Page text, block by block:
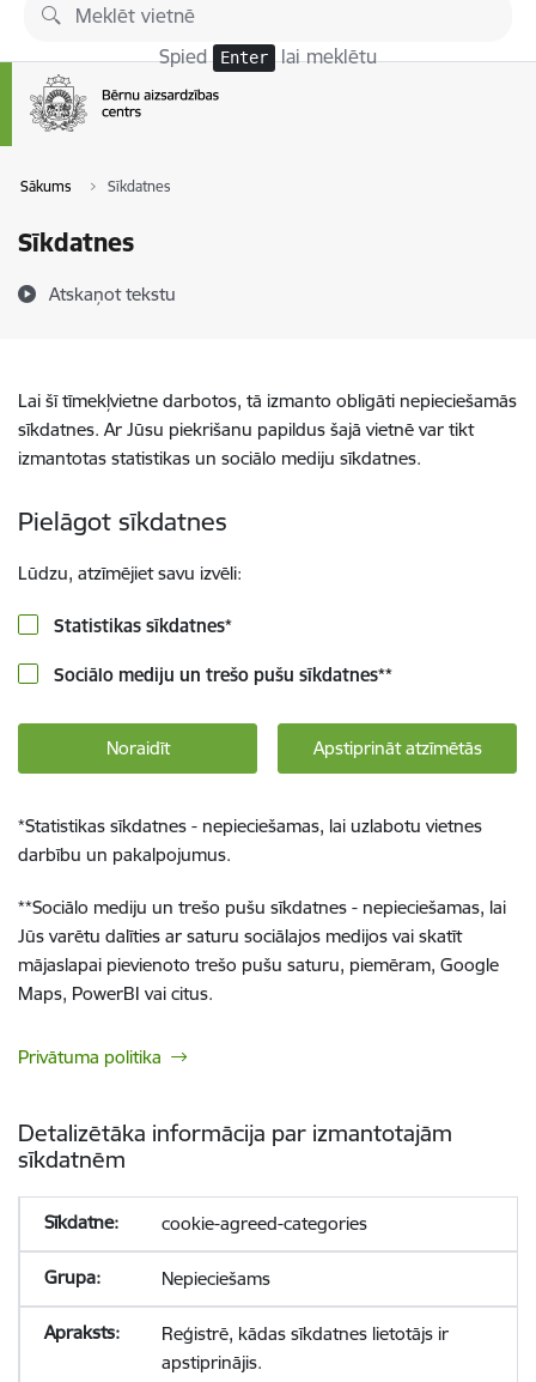
Pāriet uz lapas saturu
Spied Enter lai meklētu
Sākums Sīkdatnes
Sīkdatnes
Atskaņot tekstu
Lai šī tīmekļvietne darbotos, tā izmanto obligāti nepieciešamās
sīkdatnes. Ar Jūsu piekrišanu papildus šajā vietnē var tikt
izmantotas statistikas un sociālo mediju sīkdatnes.
Pielāgot sīkdatnes
Lūdzu, atzīmējiet savu izvēli:
Statistikas sīkdatnes*
Sociālo mediju un trešo pušu sīkdatnes**
Noraidīt Apstiprināt atzīmētās
*Statistikas sīkdatnes - nepieciešamas, lai uzlabotu vietnes
darbību un pakalpojumus.
**Sociālo mediju un trešo pušu sīkdatnes - nepieciešamas, lai
Jūs varētu dalīties ar saturu sociālajos medijos vai skatīt
mājaslapai pievienoto trešo pušu saturu, piemēram, Google
Maps, PowerBI vai citus.
Privātuma politika
Detalizētāka informācija par izmantotajām
sīkdatnēm
cookie-agreed-categories
Nepieciešams
Reģistrē, kādas sīkdatnes lietotājs ir
apstiprinājis.